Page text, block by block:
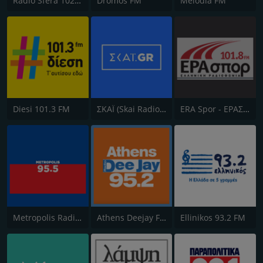
Diesi 101.3 FM ΣΚΑΪ (Skai Radio 100.3) ERA Spor - ΕΡΑΣΠΟΡ
Metropolis Radio 95.5 FM Athens Deejay FM Ellinikos 93.2 FM